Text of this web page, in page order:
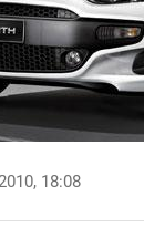
18:08